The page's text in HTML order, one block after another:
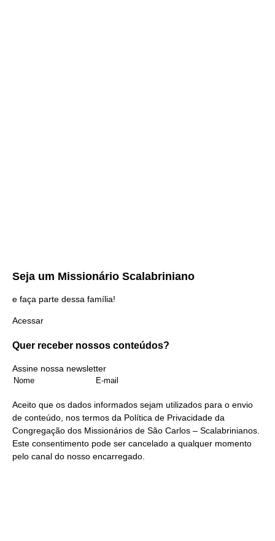
Seja um Missionário Scalabriniano
e faça parte dessa família!
Acessar
Quer receber nossos conteúdos?
Assine nossa newsletter
Aceito que os dados informados sejam utilizados para o envio
de conteúdo, nos termos da Política de Privacidade da
Congregação dos Missionários de São Carlos – Scalabrinianos.
Este consentimento pode ser cancelado a qualquer momento
pelo canal do nosso encarregado.